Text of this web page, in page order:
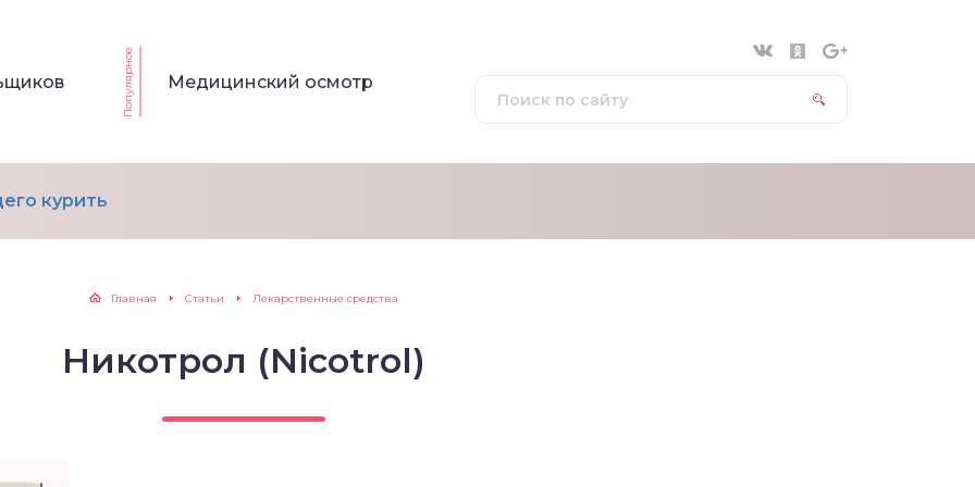
Популярное Медицинский осмотр
курить
Главная Статьи Лекарственные средства
Никотрол (Nicotrol)